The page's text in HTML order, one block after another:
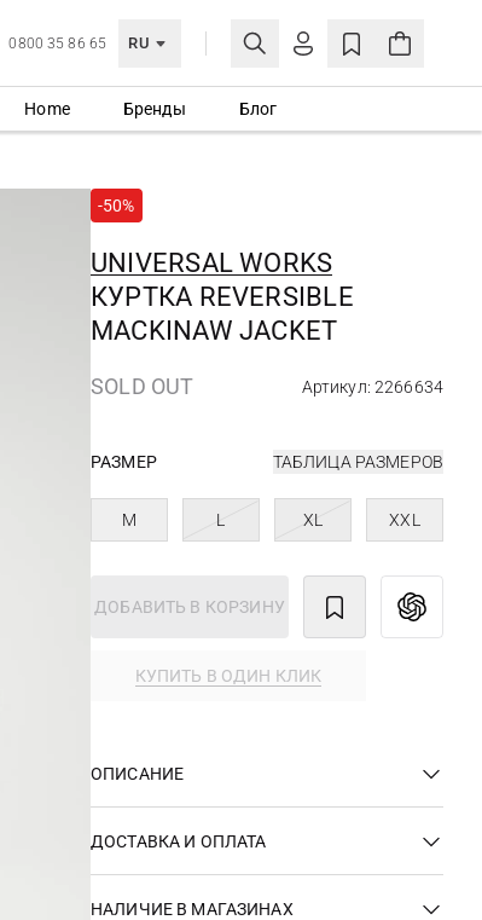
0800 35 86 65 RU
ЛИЧНЫЙ КАБИНЕТ
СОЗДАТЬ УЧЕТНУЮ ЗАПИСЬ
Home Бренды Блог
-50%
UNIVERSAL WORKS
КУРТКА REVERSIBLE
MACKINAW JACKET
SOLD OUT Артикул: 2266634
РАЗМЕР ТАБЛИЦА РАЗМЕРОВ
M L XL XXL
ДОБАВИТЬ В КОРЗИНУ
КУПИТЬ В ОДИН КЛИК
ОПИСАНИЕ
ДОСТАВКА И ОПЛАТА
НАЛИЧИЕ В МАГАЗИНАХ